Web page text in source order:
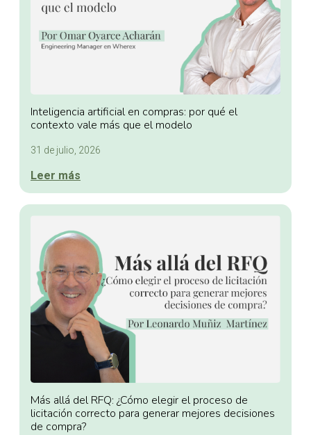
Inteligencia artificial en compras: por qué el
contexto vale más que el modelo
31 de julio, 2026
Leer más
Más allá del RFQ: ¿Cómo elegir el proceso de
licitación correcto para generar mejores decisiones
de compra?